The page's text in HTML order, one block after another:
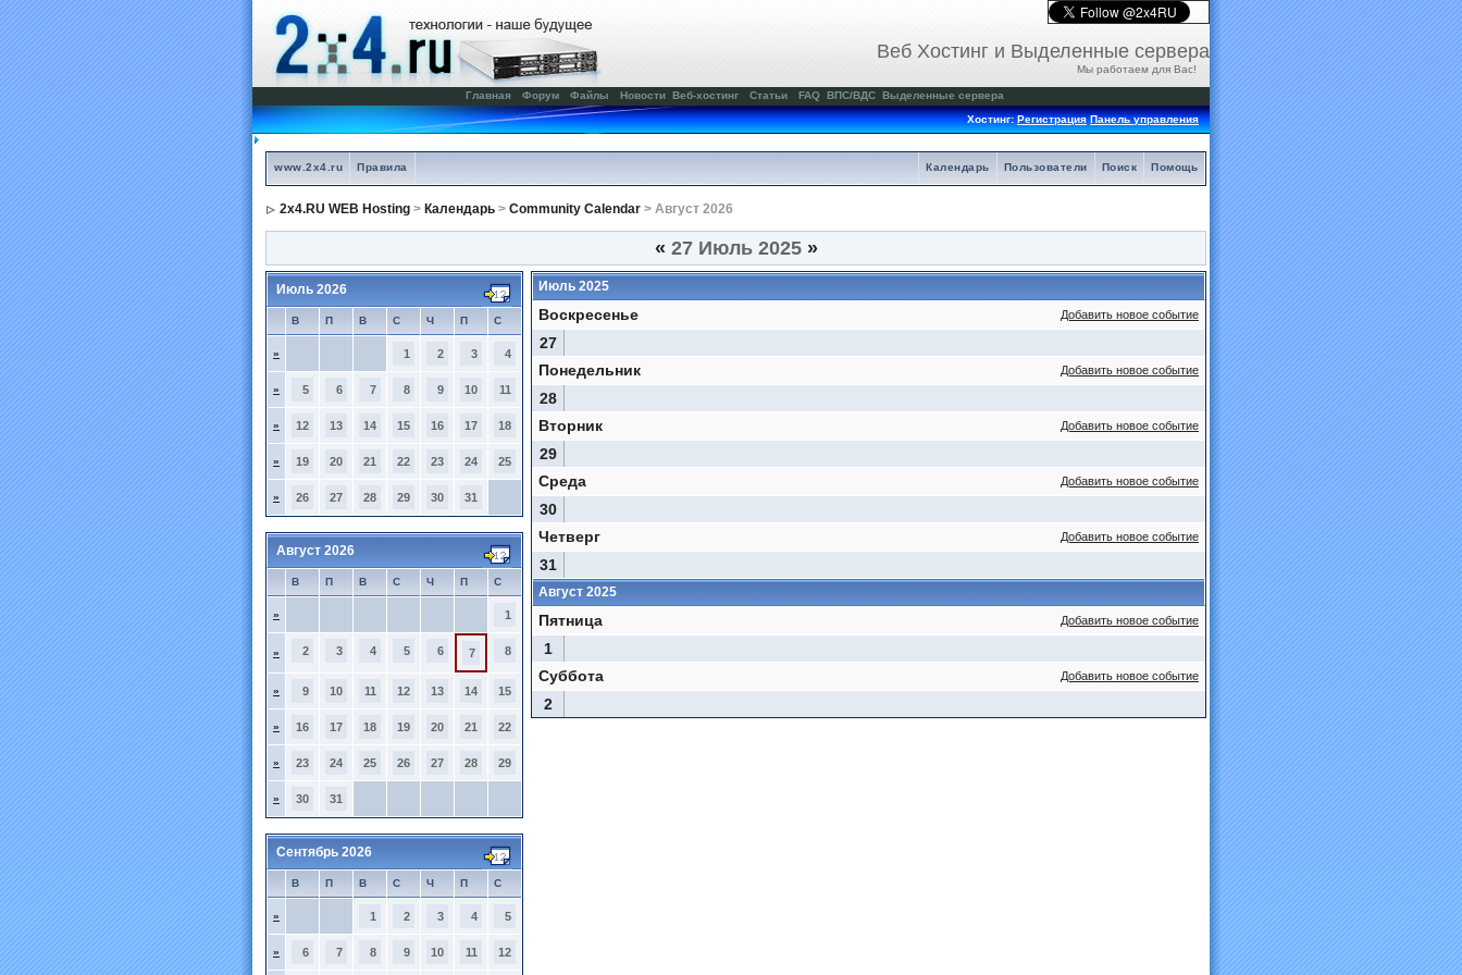
Веб Хостинг и Выделенные сервера
Мы работаем для Вас!
Главная Форум Файлы Новости Веб-хостинг Статьи FAQ ВПС/ВДС Выделенные сервера
Хостинг:Регистрация Панель управления
www.2x4.ru Правила Помощь
Поиск
Пользователи
Календарь
2x4.RU WEB Hosting > Календарь > Community Calendar > Август 2026
« 27 Июль 2025 »
Июль 2026
В П В С Ч П С
» 1 2 3 4
» 5 6 7 8 9 10 11
» 12 13 14 15 16 17 18
» 19 20 21 22 23 24 25
» 26 27 28 29 30 31
Август 2026
В П В С Ч П С
» 1
» 2 3 4 5 6 7 8
» 9 10 11 12 13 14 15
» 16 17 18 19 20 21 22
» 23 24 25 26 27 28 29
» 30 31
Сентябрь 2026
В П В С Ч П С
» 1 2 3 4 5
» 6 7 8 9 10 11 12
Июль 2025
Добавить новое событие
Воскресенье
27
Добавить новое событие
Понедельник
28
Добавить новое событие
Вторник
29
Добавить новое событие
Среда
30
Добавить новое событие
Четверг
31
Август 2025
Добавить новое событие
Пятница
1
Добавить новое событие
Суббота
2